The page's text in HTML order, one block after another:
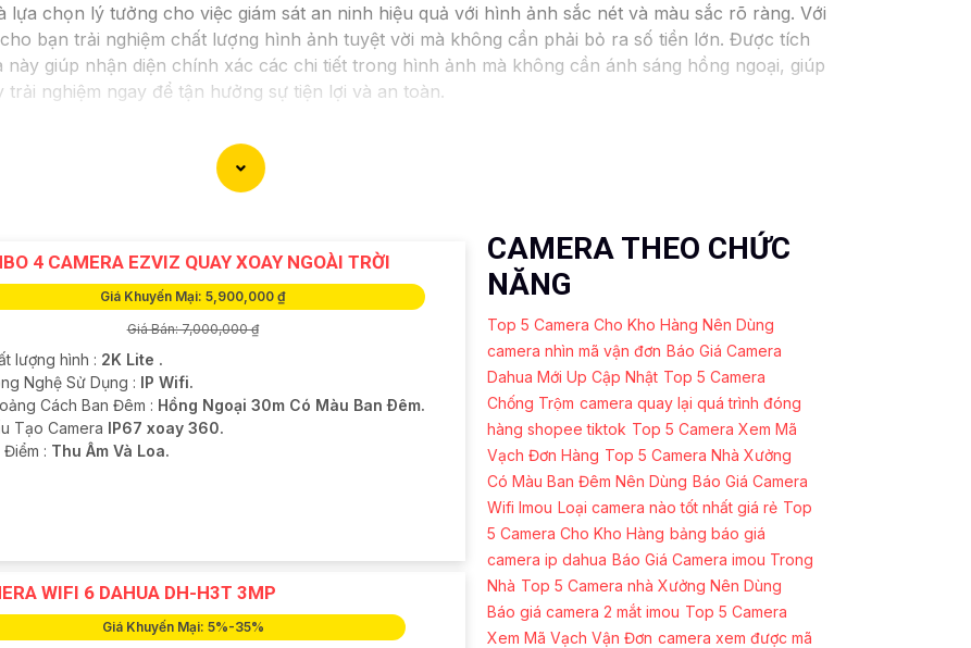
chọn lý tưởng cho việc giám sát an ninh hiệu quả với hình ảnh sắc nét và màu sắc rõ ràng. Với
bạn trải nghiệm chất lượng hình ảnh tuyệt vời mà không cần phải bỏ ra số tiền lớn. Được tích
giúp nhận diện chính xác các chi tiết trong hình ảnh mà không cần ánh sáng hồng ngoại, giúp
nghiệm ngay để tận hưởng sự tiện lợi và an toàn.
4 CAMERA EZVIZ QUAY XOAY NGOÀI TRỜI
Giá Khuyến Mại: 5,900,000 ₫
Giá Bán: 7,000,000 ₫
lượng hình : 2K Lite .
Nghệ Sử Dụng : IP Wifi.
Cách Ban Đêm : Hồng Ngoại 30m Có Màu Ban Ðêm.
Tạo Camera IP67 xoay 360.
Điểm : Thu Âm Và Loa.
WIFI 6 DAHUA DH-H3T 3MP
Giá Khuyến Mại: 5%-35%
CAMERA THEO CHỨC
NĂNG
Top 5 Camera Cho Kho Hàng Nên Dùng
camera nhìn mã vận đơn Báo Giá Camera
Dahua Mới Up Cập Nhật Top 5 Camera
Chống Trộm camera quay lại quá trình đóng
hàng shopee tiktok Top 5 Camera Xem Mã
Vạch Đơn Hàng Top 5 Camera Nhà Xưởng
Có Màu Ban Đêm Nên Dùng Báo Giá Camera
Wifi Imou Loại camera nào tốt nhất giá rẻ Top
5 Camera Cho Kho Hàng bảng báo giá
camera ip dahua Báo Giá Camera imou Trong
Nhà Top 5 Camera nhà Xưởng Nên Dùng
Báo giá camera 2 mắt imou Top 5 Camera
Xem Mã Vạch Vận Đơn camera xem được mã